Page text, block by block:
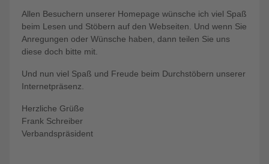
Allen Besuchern unserer Homepage wünsche ich viel Spaß
beim Lesen und Stöbern auf den Webseiten. Und wenn Sie
Anregungen oder Wünsche haben, dann teilen Sie uns
diese doch bitte mit.
Und nun viel Spaß und Freude beim Durchstöbern unserer
Internetpräsenz.
Herzliche Grüße
Frank Schreiber
Verbandspräsident